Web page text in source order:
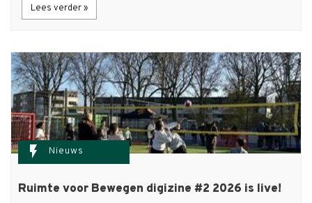
Lees verder »
flash_on Nieuws
Ruimte voor Bewegen digizine #2 2026 is live!